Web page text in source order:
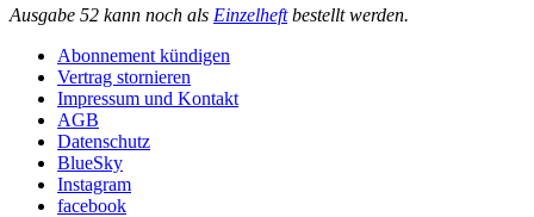
Ausgabe 52 kann noch als Einzelheftbestellt werden.
Abonnement kündigen
Vertrag stornieren
Impressum und Kontakt
AGB
Datenschutz
BlueSky
Instagram
facebook